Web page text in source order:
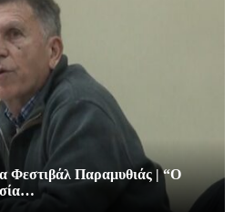
Φεστιβάλ Παραμυθιάς | “Ο